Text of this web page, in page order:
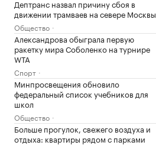
Дептранс назвал причину сбоя в
движении трамваев на севере Москвы
Общество
Александрова обыграла первую
ракетку мира Соболенко на турнире
WTA
Спорт
Минпросвещения обновило
федеральный список учебников для
школ
Общество
Больше прогулок, свежего воздуха и
отдыха: квартиры рядом с парками